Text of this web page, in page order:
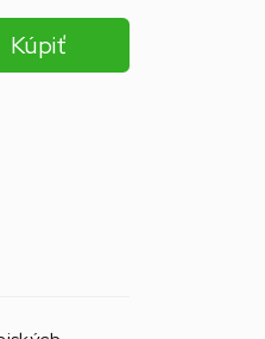
Kúpiť